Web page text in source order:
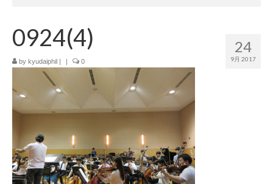
演奏会情報
卒業記念演奏会2027
九大フィルとは
ご寄付のお願い
演奏会の歴史
24
9月 2017
0924(4)
by kyudaiphil 0